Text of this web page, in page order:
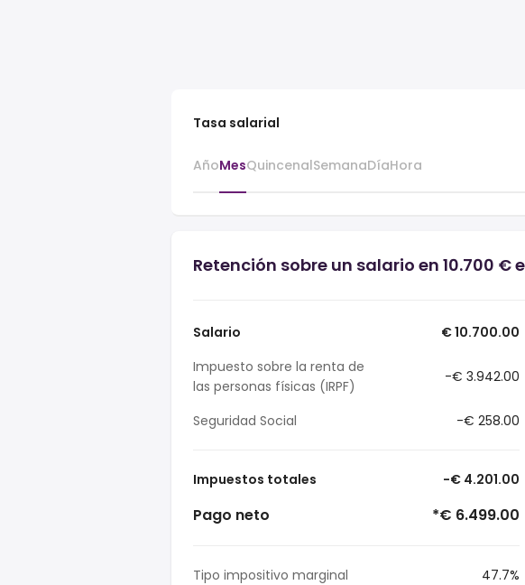
Tasa salarial
AñoMesQuincenalSemanaDíaHora
Retención sobre un salario en 10.700
Salario
€ 10.700.00
Impuesto sobre la renta de
las personas físicas (IRPF)
-€ 3.942.00
Seguridad Social -€ 258.00
Impuestos totales -€ 4.201.00
Pago neto *€ 6.499.00
Tipo impositivo marginal
47.7%